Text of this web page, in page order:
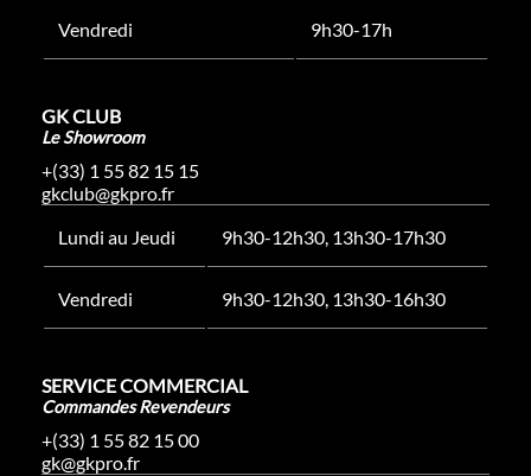
Vendredi 9h30-17h
GK CLUB
Le Showroom
+(33) 1 55 82 15 15
gkclub@gkpro.fr
Lundi au Jeudi
9h30-12h30, 13h30-17h30
Vendredi 9h30-12h30, 13h30-16h30
SERVICE COMMERCIAL
Commandes Revendeurs
+(33) 1 55 82 15 00
gk@gkpro.fr